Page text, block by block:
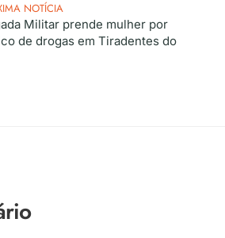
NOTÍCIA
Militar prende mulher por
de drogas em Tiradentes do